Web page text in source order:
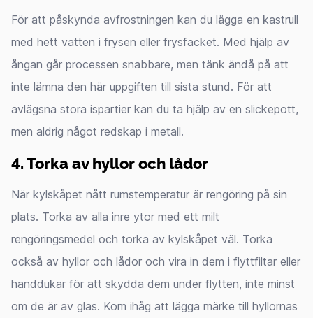
För att påskynda avfrostningen kan du lägga en kastrull
med hett vatten i frysen eller frysfacket. Med hjälp av
ångan går processen snabbare, men tänk ändå på att
inte lämna den här uppgiften till sista stund. För att
avlägsna stora ispartier kan du ta hjälp av en slickepott,
men aldrig något redskap i metall.
4. Torka av hyllor och lådor
När kylskåpet nått rumstemperatur är rengöring på sin
plats. Torka av alla inre ytor med ett milt
rengöringsmedel och torka av kylskåpet väl. Torka
också av hyllor och lådor och vira in dem i flyttfiltar eller
handdukar för att skydda dem under flytten, inte minst
om de är av glas. Kom ihåg att lägga märke till hyllornas